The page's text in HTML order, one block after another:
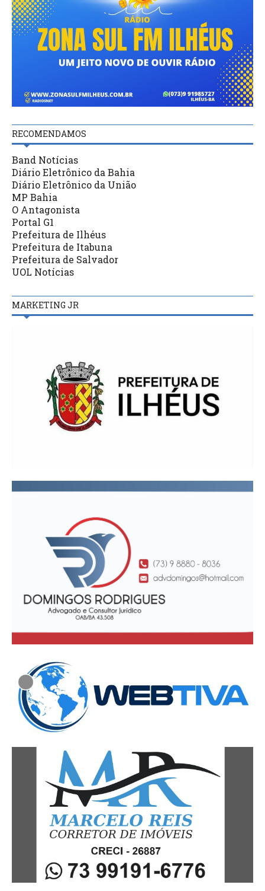
RECOMENDAMOS
Band Notícias
Diário Eletrônico da Bahia
Diário Eletrônico da União
MP Bahia
O Antagonista
Portal G1
Prefeitura de Ilhéus
Prefeitura de Itabuna
Prefeitura de Salvador
UOL Notícias
MARKETING JR